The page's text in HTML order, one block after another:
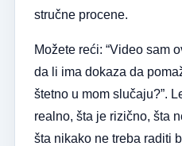
stručne procene.
Možete reći: “Video sam
da li ima dokaza da
štetno u mom slučaju?”.
realno, šta je rizično, šta
šta nikako ne treba raditi